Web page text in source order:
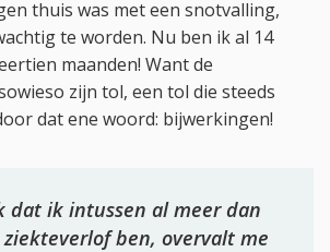
thuis was met een snotvalling,
te worden. Nu ben ik al 14
maanden! Want de
zijn tol, een tol die steeds
dat ene woord: bijwerkingen!
dat ik intussen al meer dan
ben, overvalt me